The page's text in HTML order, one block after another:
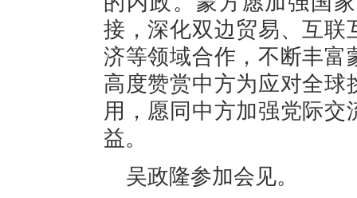
接，深化双边贸易、互联
济等领域合作，不断丰富
高度赞赏中方为应对全球
用，愿同中方加强党际
益。
吴政隆参加会见。